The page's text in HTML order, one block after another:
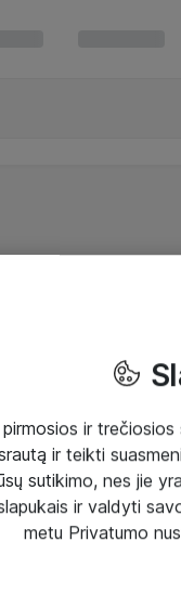
ir
ir teikti
sutikimo, nes jie
ir valdyti
metu Privatumo